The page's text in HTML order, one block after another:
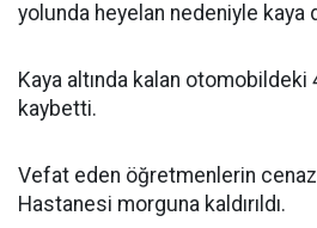
yolunda heyelan nedeniyle kaya
Kaya altında kalan otomobildeki
kaybetti.
Vefat eden öğretmenlerin
Hastanesi morguna kaldırıldı.